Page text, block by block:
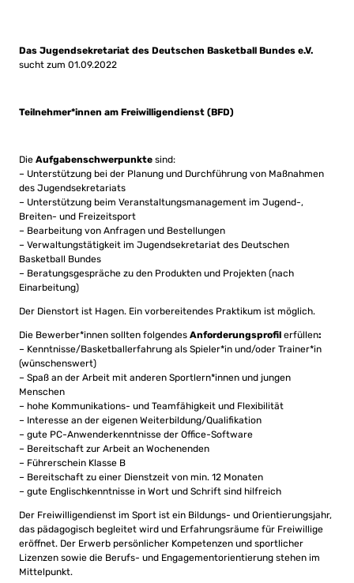
Das Jugendsekretariat des Deutschen Basketball Bundes e.V.
sucht zum 01.09.2022
Teilnehmer*innen am Freiwilligendienst (BFD)
Die Aufgabenschwerpunkte sind:
– Unterstützung bei der Planung und Durchführung von Maßnahmen
des Jugendsekretariats
– Unterstützung beim Veranstaltungsmanagement im Jugend-,
Breiten- und Freizeitsport
– Bearbeitung von Anfragen und Bestellungen
– Verwaltungstätigkeit im Jugendsekretariat des Deutschen
Basketball Bundes
– Beratungsgespräche zu den Produkten und Projekten (nach
Einarbeitung)
Der Dienstort ist Hagen. Ein vorbereitendes Praktikum ist möglich.
Die Bewerber*innen sollten folgendes Anforderungsprofil erfüllen:
– Kenntnisse/Basketballerfahrung als Spieler*in und/oder Trainer*in
(wünschenswert)
– Spaß an der Arbeit mit anderen Sportlern*innen und jungen
Menschen
– hohe Kommunikations- und Teamfähigkeit und Flexibilität
– Interesse an der eigenen Weiterbildung/Qualifikation
– gute PC-Anwenderkenntnisse der Office-Software
– Bereitschaft zur Arbeit an Wochenenden
– Führerschein Klasse B
– Bereitschaft zu einer Dienstzeit von min. 12 Monaten
– gute Englischkenntnisse in Wort und Schrift sind hilfreich
Der Freiwilligendienst im Sport ist ein Bildungs- und Orientierungsjahr,
das pädagogisch begleitet wird und Erfahrungsräume für Freiwillige
eröffnet. Der Erwerb persönlicher Kompetenzen und sportlicher
Lizenzen sowie die Berufs- und Engagementorientierung stehen im
Mittelpunkt.